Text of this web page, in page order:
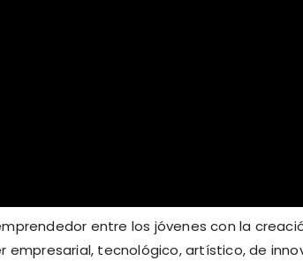
entre los jóvenes con la
tecnológico, artístico, de